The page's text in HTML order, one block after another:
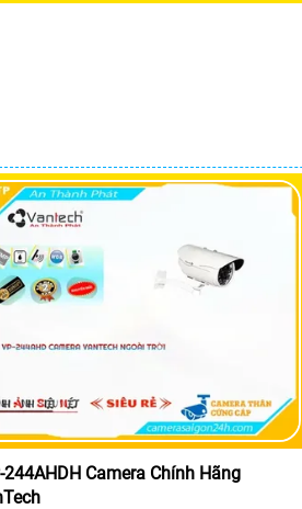
244AHDH Camera Chính Hãng